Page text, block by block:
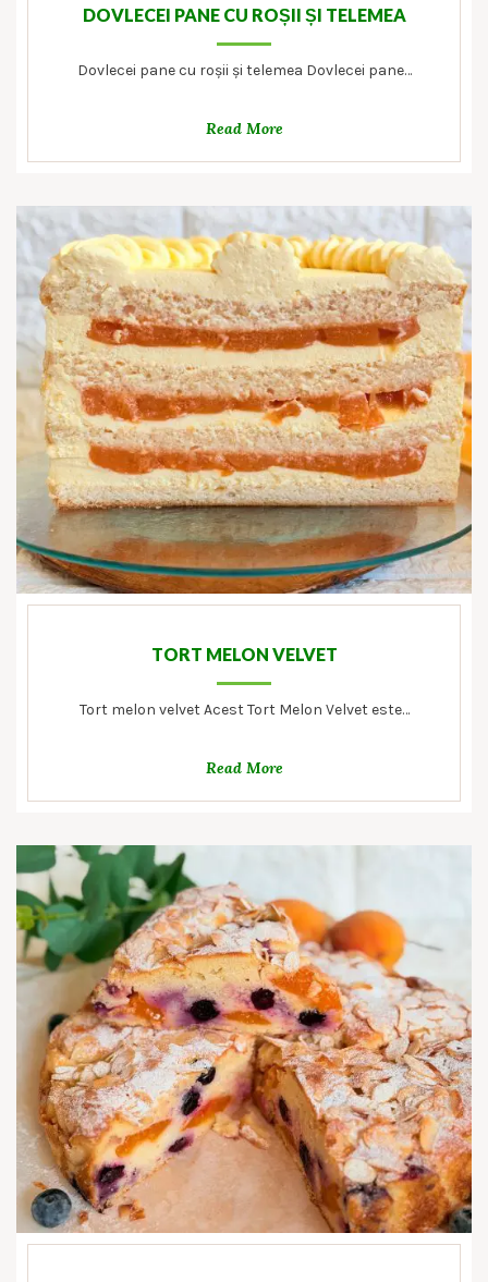
DOVLECEI PANE CU ROȘII ȘI TELEMEA
Dovlecei pane cu roșii și telemea Dovlecei pane…
Read More
TORT MELON VELVET
Tort melon velvet Acest Tort Melon Velvet este…
Read More